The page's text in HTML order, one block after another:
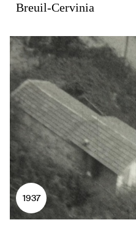
Breuil-Cervinia
1937